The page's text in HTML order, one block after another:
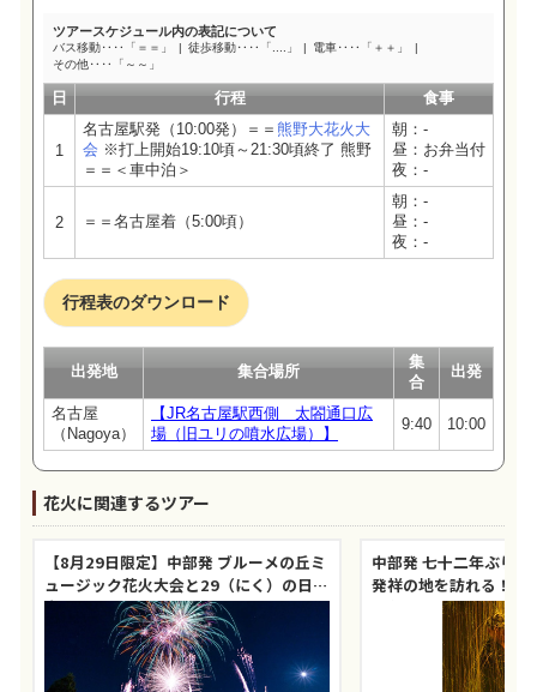
ツアースケジュール内の表記について
バス移動‥‥「＝＝」 徒歩移動‥‥「....」
電車‥‥「＋＋」
その他‥‥「～～」
日 行程 食事
1
名古屋駅発（10:00発）＝＝ 熊野大花火大
会 ※打上開始19:10頃～21:30頃終了 熊野
＝＝＜車中泊＞
朝：-
昼：お弁当付
夜：-
2 ＝＝名古屋着（5:00頃）
朝：-
昼：-
夜：-
行程表のダウンロード
出発地 集合場所
集
合
出発
名古屋
（Nagoya）
【JR名古屋駅西側 太閤通口広
場（旧ユリの噴水広場）】
9:40 10:00
花火に関連するツアー
【8月29日限定】中部発 ブルーメの丘ミ
ュージック花火大会と29（にく）の日限
定！牛食べ放題！
中部発 七十二年ぶり
発祥の地を訪れる！豊
別参拝と豊橋三河手筒